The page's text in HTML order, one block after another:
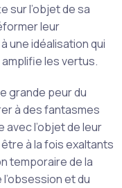
sur l’objet de sa
leur
une idéalisation qui
les vertus.
grande peur du
à des fantasmes
l’objet de leur
à la fois exaltants
temporaire de la
et du